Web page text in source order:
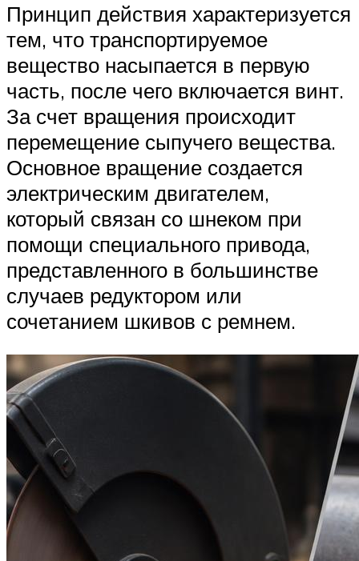
Принцип действия характеризуется
тем, что транспортируемое
вещество насыпается в первую
часть, после чего включается винт.
За счет вращения происходит
перемещение сыпучего вещества.
Основное вращение создается
электрическим двигателем,
который связан со шнеком при
помощи специального привода,
представленного в большинстве
случаев редуктором или
сочетанием шкивов с ремнем.